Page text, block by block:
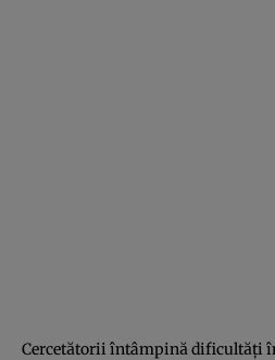
Cercetătorii întâmpină dificultăți